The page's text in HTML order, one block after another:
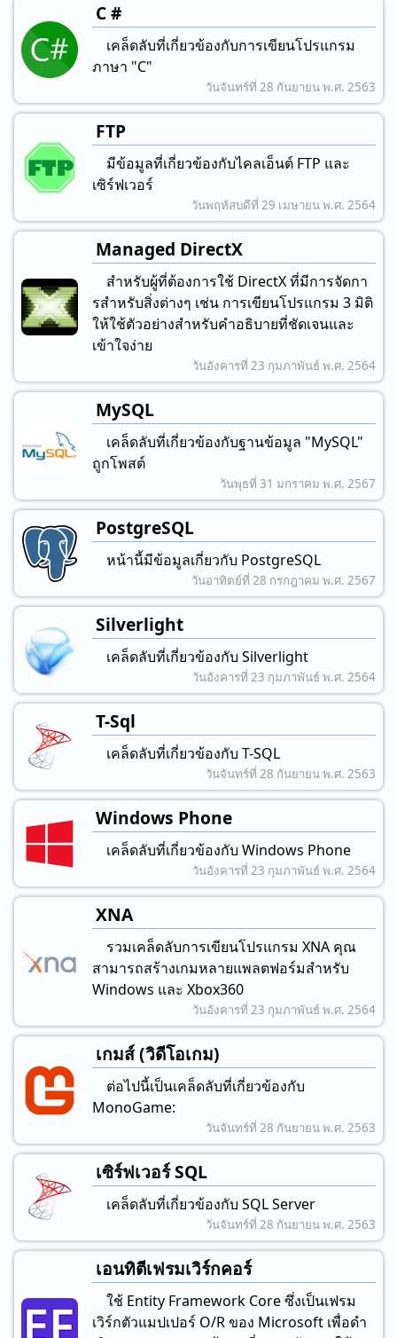
C #
เคล็ดลับที่เกี่ยวข้องกับการเขียนโปรแกรม
ภาษา "C"
วันจันทร์ที่ 28 กันยายน พ.ศ. 2563
FTP
มีข้อมูลที่เกี่ยวข้องกับไคลเอ็นต์ FTP และ
เซิร์ฟเวอร์
วันพฤหัสบดีที่ 29 เมษายน พ.ศ. 2564
Managed DirectX
สําหรับผู้ที่ต้องการใช้ DirectX ที่มีการจัดกา
รสําหรับสิ่งต่างๆ เช่น การเขียนโปรแกรม 3 มิติ
ให้ใช้ตัวอย่างสําหรับคําอธิบายที่ชัดเจนและ
เข้าใจง่าย
วันอังคารที่ 23 กุมภาพันธ์ พ.ศ. 2564
MySQL
เคล็ดลับที่เกี่ยวข้องกับฐานข้อมูล "MySQL"
ถูกโพสต์
วันพุธที่ 31 มกราคม พ.ศ. 2567
PostgreSQL
หน้านี้มีข้อมูลเกี่ยวกับ PostgreSQL
วันอาทิตย์ที่ 28 กรกฎาคม พ.ศ. 2567
Silverlight
เคล็ดลับที่เกี่ยวข้องกับ Silverlight
วันอังคารที่ 23 กุมภาพันธ์ พ.ศ. 2564
T-Sql
เคล็ดลับที่เกี่ยวข้องกับ T-SQL
วันจันทร์ที่ 28 กันยายน พ.ศ. 2563
Windows Phone
เคล็ดลับที่เกี่ยวข้องกับ Windows Phone
วันอังคารที่ 23 กุมภาพันธ์ พ.ศ. 2564
XNA
รวมเคล็ดลับการเขียนโปรแกรม XNA คุณ
สามารถสร้างเกมหลายแพลตฟอร์มสําหรับ
Windows และ Xbox360
วันอังคารที่ 23 กุมภาพันธ์ พ.ศ. 2564
เกมส์ (วิดีโอเกม)
ต่อไปนี้เป็นเคล็ดลับที่เกี่ยวข้องกับ
MonoGame:
วันจันทร์ที่ 28 กันยายน พ.ศ. 2563
เซิร์ฟเวอร์ SQL
เคล็ดลับที่เกี่ยวข้องกับ SQL Server
วันจันทร์ที่ 28 กันยายน พ.ศ. 2563
เอนทิตีเฟรมเวิร์กคอร์
ใช้ Entity Framework Core ซึ่งเป็นเฟรม
เวิร์กตัวแมปเปอร์ O/R ของ Microsoft เพื่อดํา